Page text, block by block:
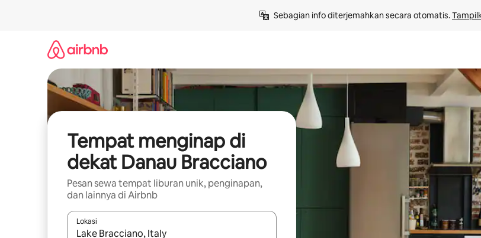
Sebagian info diterjemahkan secara otomatis.
Tempat menginap di
dekat Danau Bracciano
Pesan sewa tempat liburan unik, penginapan,
dan lainnya di Airbnb
Lokasi
Jika hasil yang dicari tersedia, telusuri dengan tombol panah ke atas dan ke bawah atau jelajahi dengan